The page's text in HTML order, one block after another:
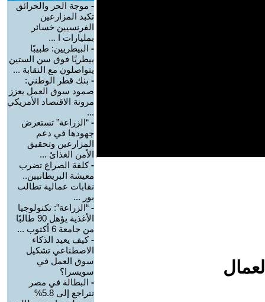
- موجة الحر والحرائق
تكبد المزارعين
الفرنسيين خسائر
بمليارات ا ...
- البيطريين: طبيبًا
بيطريًا فوق سن الستين
يتواصلون مع النقابة ...
- بنك قطر الوطني:
صمود سوق العمل يعزز
مرونة الاقتصاد الأمريكي
...
- “الزراعة” تستعرض
جهودها في دعم
المزارعين وتحقيق
الأمن الغذائ ...
-كلفة الصراع تضرب
معيشة البريطانيين..
نقابات عمالية تطالب
بور ...
- “الزراعة”: تكنولوجيا
الأغذية يؤهل 90 طالبًا
من جامعة 6 أكتوب ...
-كيف يعيد الذكاء
الاصطناعي تشكيل
سوق العمل في
سويسرا؟
- البطالة في مصر
تتراجع إلى 5.8%